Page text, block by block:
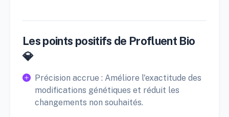
Les points positifs de Profluent Bio
💎
Précision accrue : Améliore l'exactitude des
modifications génétiques et réduit les
changements non souhaités.